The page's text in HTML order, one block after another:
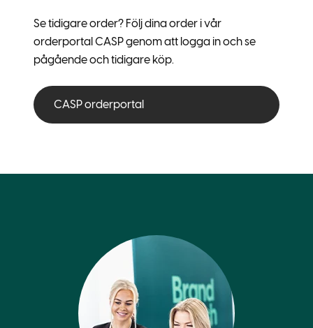
Se tidigare order? Följ dina order i vår
orderportal CASP genom att logga in och se
pågående och tidigare köp.
CASP orderportal